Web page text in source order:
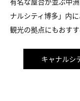
ナルシティ博多」内
観光の拠点にもおすす
キャナルシ